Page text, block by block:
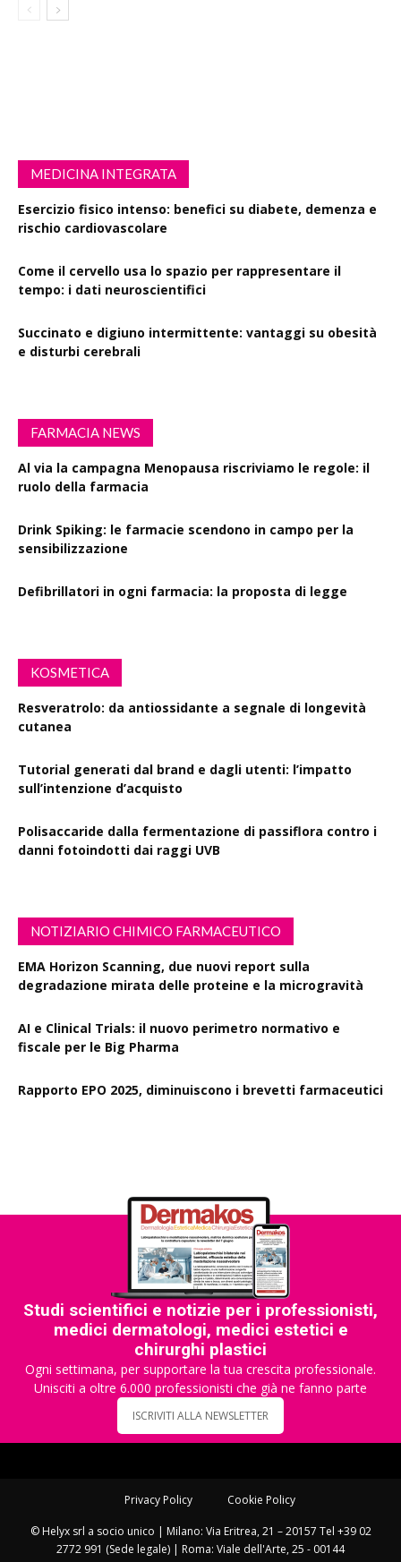
MEDICINA INTEGRATA
Esercizio fisico intenso: benefici su diabete, demenza e
rischio cardiovascolare
Come il cervello usa lo spazio per rappresentare il
tempo: i dati neuroscientifici
Succinato e digiuno intermittente: vantaggi su obesità
e disturbi cerebrali
FARMACIA NEWS
Al via la campagna Menopausa riscriviamo le regole: il
ruolo della farmacia
Drink Spiking: le farmacie scendono in campo per la
sensibilizzazione
Defibrillatori in ogni farmacia: la proposta di legge
KOSMETICA
Resveratrolo: da antiossidante a segnale di longevità
cutanea
Tutorial generati dal brand e dagli utenti: l’impatto
sull’intenzione d’acquisto
Polisaccaride dalla fermentazione di passiflora contro i
danni fotoindotti dai raggi UVB
NOTIZIARIO CHIMICO FARMACEUTICO
EMA Horizon Scanning, due nuovi report sulla
degradazione mirata delle proteine e la microgravità
AI e Clinical Trials: il nuovo perimetro normativo e
fiscale per le Big Pharma
Rapporto EPO 2025, diminuiscono i brevetti farmaceutici
Studi scientifici e notizie per i professionisti,
medici dermatologi, medici estetici e
chirurghi plastici
Ogni settimana, per supportare la tua crescita professionale.
Unisciti a oltre 6.000 professionisti che già ne fanno parte
ISCRIVITI ALLA NEWSLETTER
Privacy Policy Cookie Policy
© Helyx srl a socio unico | Milano: Via Eritrea, 21 – 20157 Tel +39 02
2772 991 (Sede legale) | Roma: Viale dell'Arte, 25 - 00144